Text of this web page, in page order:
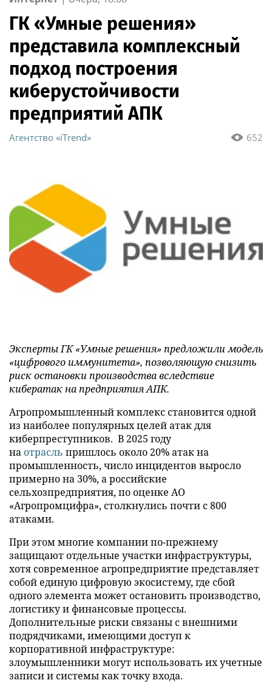
ГК «Умные решения»
представила комплексный
подход построения
киберустойчивости
предприятий АПК
652
Агентство «iTrend»
Эксперты ГК «Умные решения» предложили модель
«цифрового иммунитета», позволяющую снизить
риск остановки производства вследствие
кибератак на предприятия АПК.
Агропромышленный комплекс становится одной
из наиболее популярных целей атак для
киберпреступников. В 2025 году
на отрасль пришлось около 20% атак на
промышленность, число инцидентов выросло
примерно на 30%, а российские
сельхозпредприятия, по оценке АО
«Агропромцифра», столкнулись почти с 800
атаками.
При этом многие компании по-прежнему
защищают отдельные участки инфраструктуры,
хотя современное агропредприятие представляет
собой единую цифровую экосистему, где сбой
одного элемента может остановить производство,
логистику и финансовые процессы.
Дополнительные риски связаны с внешними
подрядчиками, имеющими доступ к
корпоративной инфраструктуре:
злоумышленники могут использовать их учетные
записи и системы как точку входа.